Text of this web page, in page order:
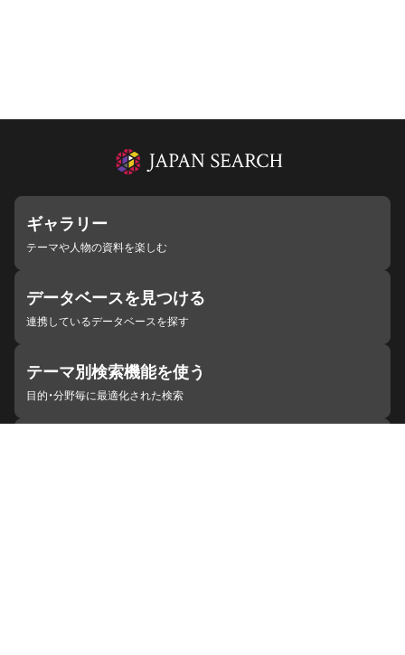
ギャラリー
テーマや人物の資料を楽しむ
データベースを見つける
連携しているデータベースを探す
テーマ別検索機能を使う
目的・分野毎に最適化された検索